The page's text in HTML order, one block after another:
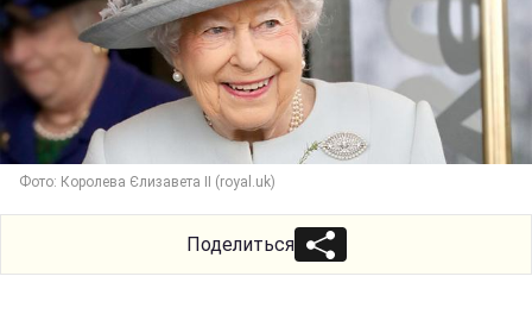
Фото: Королева Єлизавета II (royal.uk)
Поделиться